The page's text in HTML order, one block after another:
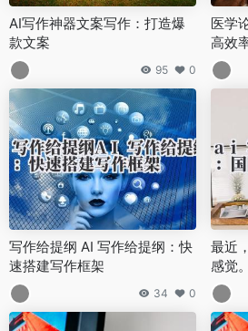
AI写作神器文案写作：打造爆
款文案
95 0
医学
高效
写作给提纲 AI 写作给提纲：快
速搭建写作框架
34 0
最近
感觉。